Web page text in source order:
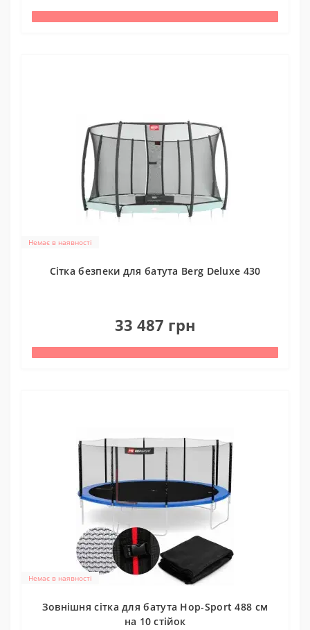
Немає в наявності
Cітка безпеки для батута Berg Deluxe 430
33 487 грн
Немає в наявності
Зовнішня сітка для батута Hop-Sport 488 см
на 10 стійок